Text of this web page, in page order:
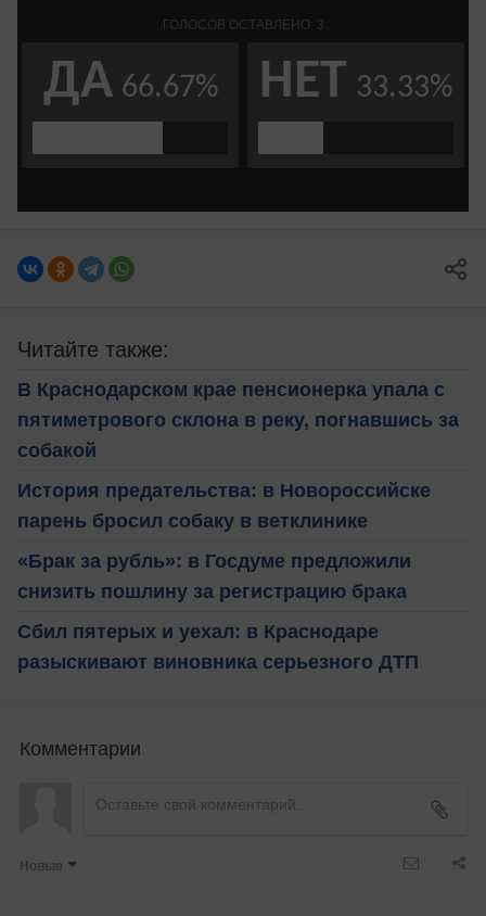
Читайте также:
В Краснодарском крае пенсионерка упала с
пятиметрового склона в реку, погнавшись за
собакой
История предательства: в Новороссийске
парень бросил собаку в ветклинике
«Брак за рубль»: в Госдуме предложили
снизить пошлину за регистрацию брака
Сбил пятерых и уехал: в Краснодаре
разыскивают виновника серьезного ДТП
Комментарии
Новые